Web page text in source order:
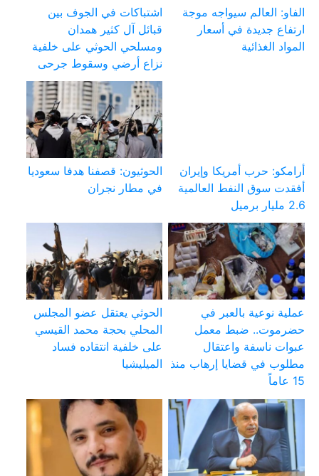
الفاو: العالم سيواجه موجة
ارتفاع جديدة في أسعار
المواد الغذائية
اشتباكات في الجوف بين
قبائل آل كثير همدان
ومسلحي الحوثي على خلفية
نزاع أرضي وسقوط جرحى
أرامكو: حرب أمريكا وإيران
أفقدت سوق النفط العالمية
2.6 مليار برميل
الحوثيون: قصفنا هدفا سعوديا
في مطار نجران
عملية نوعية بالعبر في
حضرموت.. ضبط معمل
عبوات ناسفة واعتقال
مطلوب في قضايا إرهاب منذ
15 عاماً
الحوثي يعتقل عضو المجلس
المحلي بحجة محمد القيسي
على خلفية انتقاده فساد
الميليشيا